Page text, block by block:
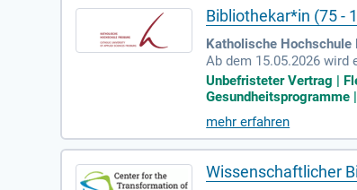
Bibliothekar*in (75 -
Katholische Hochschule
Ab dem 15.05.2026 wird
ovative „Smart Library“
le Technologien und
ieb einer hybriden
g von E-Books sowie
Unbefristeter Vertrag |
Gesundheitsprogramme
mehr erfahren
Wissenschaftlicher